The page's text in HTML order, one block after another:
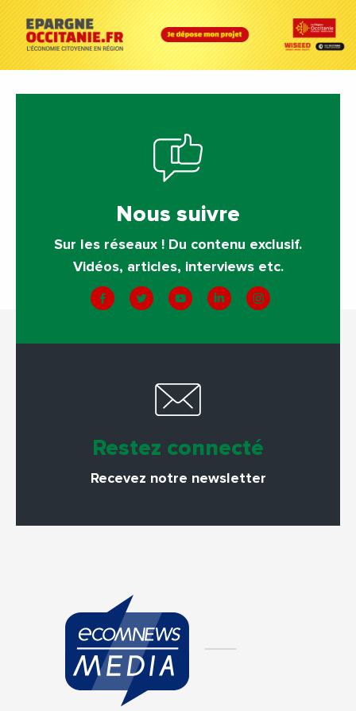
Nous suivre
Sur les réseaux ! Du contenu exclusif.
Vidéos, articles, interviews etc.
Restez connecté
Recevez notre newsletter